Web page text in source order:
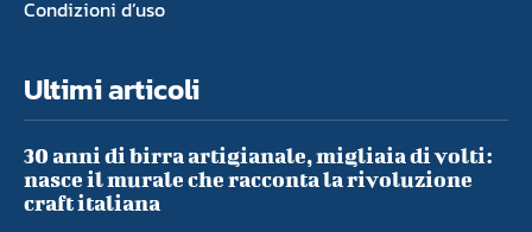
Condizioni d’uso
Ultimi articoli
30 anni di birra artigianale, migliaia di volti:
nasce il murale che racconta la rivoluzione
craft italiana